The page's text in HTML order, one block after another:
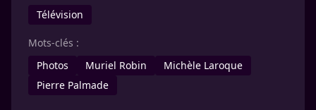
Télévision
Mots-clés :
Photos
Muriel Robin
Michèle Laroque
Pierre Palmade